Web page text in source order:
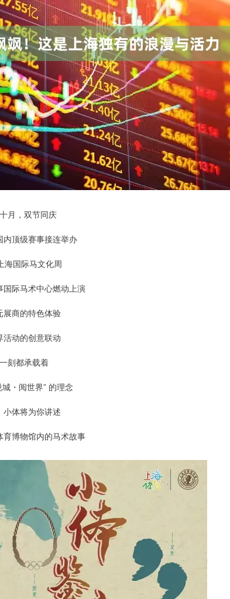
月，双节同庆
内顶级赛事接连举办
海国际马文化周
国际马术中心燃动上演
展商的特色体验
活动的创意联动
刻都承载着
城・阅世界” 的理念
小体将为你讲述
育博物馆内的马术故事